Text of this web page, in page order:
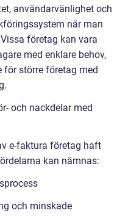
användarvänlighet och
när man
företag kan vara
med enklare behov,
för större företag med
och nackdelar med
e-faktura företag haft
kan nämnas:
och minskade